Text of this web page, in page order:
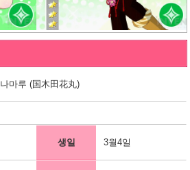
마루 (国木田花丸)
생일 3월4일